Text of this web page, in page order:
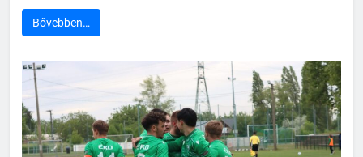
Bővebben…